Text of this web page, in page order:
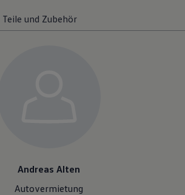
Teile und Zubehör
Andreas Alten
Autovermietung